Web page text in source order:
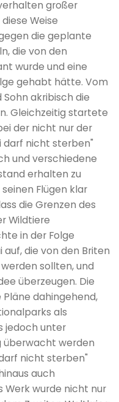
großer
Weise
die geplante
die von den
wurde und eine
gehabt hätte. Vom
akribisch die
Gleichzeitig startete
der nicht nur der
darf nicht sterben"
und verschiedene
erhalten zu
Flügen klar
die Grenzen des
Wildtiere
in der Folge
die von den Briten
sollten, und
überzeugen. Die
dahingehend,
als
jedoch unter
überwacht werden
nicht sterben"
auch
Werk wurde nicht nur